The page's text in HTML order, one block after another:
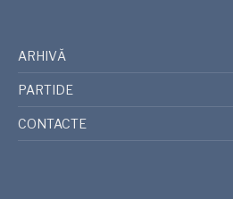
ARHIVĂ
PARTIDE
CONTACTE